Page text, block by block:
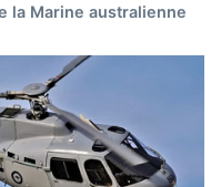
la Marine australienne